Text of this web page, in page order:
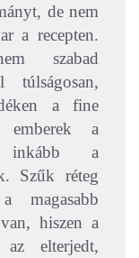
de nem
a recepten.
szabad
túlságosan,
a fine
a
inkább a
Szűk réteg
hiszen a
elterjedt,